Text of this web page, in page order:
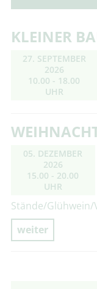
KLEINER
27. SEPTEMBER
2026
10.00 - 18.00
UHR
05. DEZEMBER
2026
15.00 - 20.00
UHR
Stände/Glühwein/
weiter